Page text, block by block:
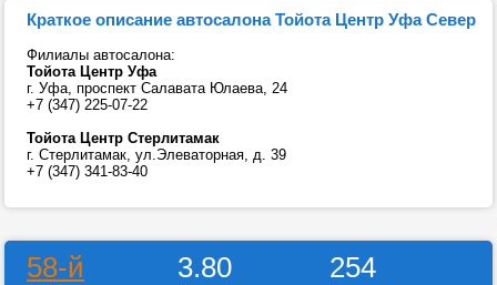
Краткое описание автосалона Тойота Центр Уфа Север
Филиалы автосалона:
Тойота Центр Уфа
г. Уфа, проспект Салавата Юлаева, 24
+7 (347) 225-07-22
Тойота Центр Стерлитамак
г. Стерлитамак, ул.Элеваторная, д. 39
+7 (347) 341-83-40
58-й 3.80 254